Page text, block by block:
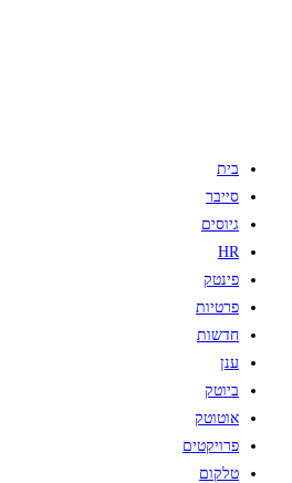
בית
סייבר
גיוסים
HR
פינטק
פרטיות
חדשות
ענן
ביוטק
אוטוטק
פרויקטים
טלקום